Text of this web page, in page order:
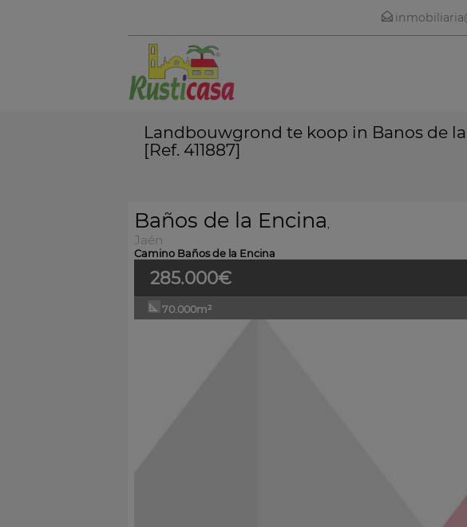
Landbouwgrond te koop in Banos de
[Ref. 411887]
Baños de la Encina,
Jaén
Camino Baños de la Encina
285.000€
70.000m²